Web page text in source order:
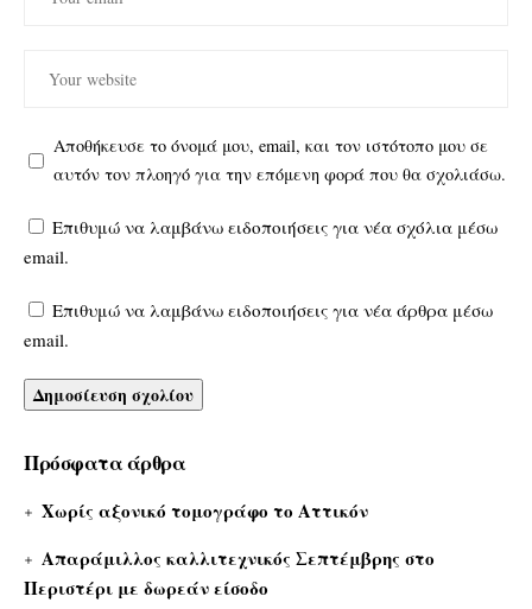
Αποθήκευσε το όνομά μου, email, και τον ιστότοπο μου σε
αυτόν τον πλοηγό για την επόμενη φορά που θα σχολιάσω.
Επιθυμώ να λαμβάνω ειδοποιήσεις για νέα σχόλια μέσω
email.
Επιθυμώ να λαμβάνω ειδοποιήσεις για νέα άρθρα μέσω
email.
Πρόσφατα άρθρα
Χωρίς αξονικό τομογράφο το Αττικόν
Απαράμιλλος καλλιτεχνικός Σεπτέμβρης στο
Περιστέρι με δωρεάν είσοδο